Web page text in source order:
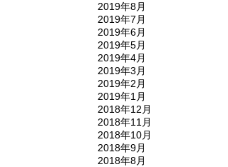
2019年8月
2019年7月
2019年6月
2019年5月
2019年4月
2019年3月
2019年2月
2019年1月
2018年12月
2018年11月
2018年10月
2018年9月
2018年8月